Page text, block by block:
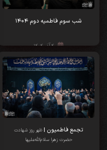
شب سوم فاطمیه دوم ۱۴۰۴
۴ آذر ۱۴۰۴
تجمع فاطمیون |ظهر روز شهادت
حضرت زهرا سلام‌الله‌علیها